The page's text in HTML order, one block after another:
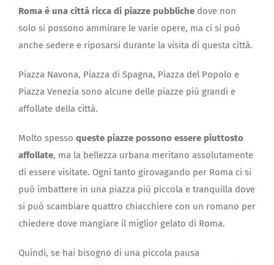
Roma è una città ricca di piazze pubbliche dove non
solo si possono ammirare le varie opere, ma ci si può
anche sedere e riposarsi durante la visita di questa città.
Piazza Navona, Piazza di Spagna, Piazza del Popolo e
Piazza Venezia sono alcune delle piazze più grandi e
affollate della città.
Molto spesso queste piazze possono essere piuttosto
affollate, ma la bellezza urbana meritano assolutamente
di essere visitate. Ogni tanto girovagando per Roma ci si
può imbattere in una piazza più piccola e tranquilla dove
si può scambiare quattro chiacchiere con un romano per
chiedere dove mangiare il miglior gelato di Roma.
Quindi, se hai bisogno di una piccola pausa